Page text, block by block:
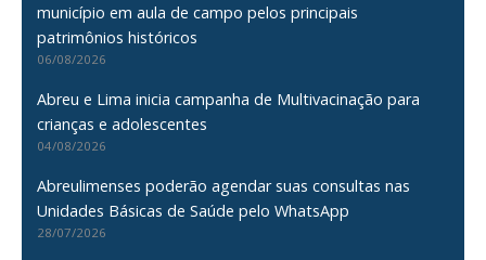
município em aula de campo pelos principais
patrimônios históricos
06/08/2026
Abreu e Lima inicia campanha de Multivacinação para
crianças e adolescentes
04/08/2026
Abreulimenses poderão agendar suas consultas nas
Unidades Básicas de Saúde pelo WhatsApp
28/07/2026